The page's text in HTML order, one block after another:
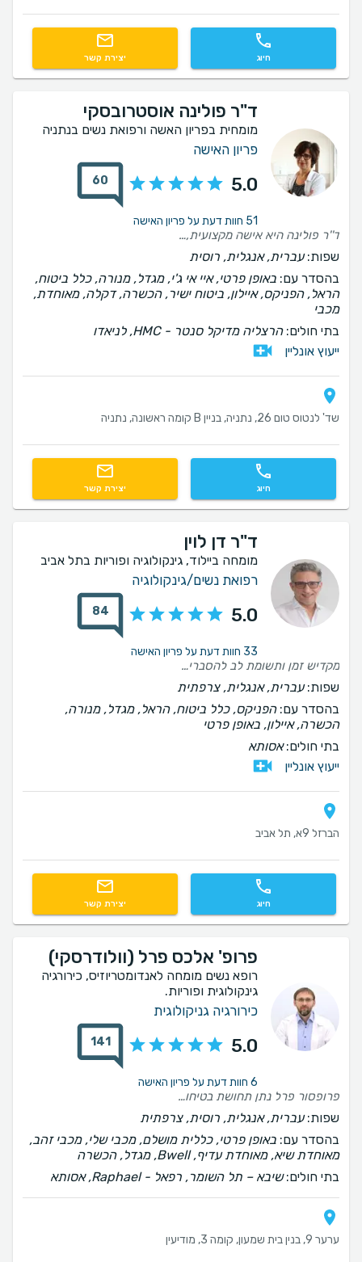
חיוג יצירת קשר
ד"ר פולינה אוסטרובסקי
מומחית בפריון האשה ורפואת נשים בנתניה
פריון האישה
5.0
60
51 חוות דעת על פריון האישה
ד''ר פולינה היא אישה מקצועית, נחמדה ואינטליגנטית! רק בזכותה יש לנו בן האהוב! תמיד נעים לבוא עליה!
שפות:עברית, אנגלית, רוסית
בהסדר עם: באופן פרטי, איי אי ג'י, מגדל, מנורה, כלל ביטוח,
הראל, הפניקס, איילון, ביטוח ישיר, הכשרה, דקלה, מאוחדת,
מכבי
בתי חולים:הרצליה מדיקל סנטר - HMC, לניאדו
ייעוץ אונליין
שד' לנטוס טום 26, נתניה, בניין B קומה ראשונה, נתניה
חיוג יצירת קשר
ד"ר דן לוין
מומחה ביילוד, גינקולוגיה ופוריות בתל אביב
רפואת נשים/גינקולוגיה
5.0
84
33 חוות דעת על פריון האישה
מקדיש זמן ותשומת לב להסברים ושאלות שזה די נדיר בימינו
שפות:עברית, אנגלית, צרפתית
בהסדר עם:הפניקס, כלל ביטוח, הראל, מגדל, מנורה,
הכשרה, איילון, באופן פרטי
בתי חולים:אסותא
ייעוץ אונליין
הברזל 9א, תל אביב
חיוג יצירת קשר
פרופ' אלכס פרל (וולודרסקי)
רופא נשים מומחה לאנדומטריוזיס, כירורגיה
גינקולוגית ופוריות.
כירורגיה גניקולוגית
5.0
141
6 חוות דעת על פריון האישה
פרופסור פרל נתן תחושת בטיחות ומיקצועיות, על ההתחלה הוא היה מאוד סבלני אל מול קשיים בשפה, פינה זמן בשביל להסביר לי בפרטים את כל האופציות שהיו לי ואת כל התהליך הנבחר. ידע להיות מקצועי ומרגיע בזמנים של לחץ, ידע להשתמש במילים הנכונות בשביל להרגיע ולגרום לתחושת ביטחון כי ראיתי שהוא מאוד מקצועי בתחומו ולא הייתה שאלה אחת שהוא לא ידע לענות עליה. ביום של הניתוח פרופסור פרל והצוות שליווה אותו היו מאוד מקצוענים ואנושיים וגם לאחר הניתוח הוא בא להסביר לי על כל תהליך ההחלמה ומה מומלץ לעשות אני מודה לו מאוד והוא פרופסור שאני ממליצה בחום ואני יכולה להגיד בוודאות שכל מטופלת שלו בידיים טובות
שפות:עברית, אנגלית, רוסית, צרפתית
בהסדר עם: באופן פרטי, כללית מושלם, מכבי שלי, מכבי זהב,
מאוחדת שיא, מאוחדת עדיף, Bwell, מגדל, הכשרה
בתי חולים:שיבא – תל השומר, רפאל - Raphael, אסותא
ערער 9, בנין בית שמעון, קומה 3, מודיעין